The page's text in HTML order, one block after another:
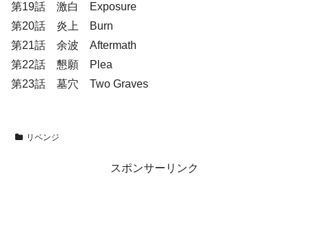
第19話 激白 Exposure
第20話 炎上 Burn
第21話 余波 Aftermath
第22話 懇願 Plea
第23話 墓穴 Two Graves
リベンジ
スポンサーリンク